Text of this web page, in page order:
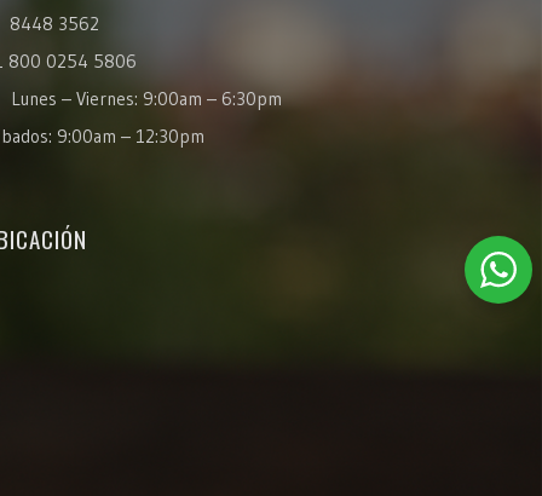
8448 3562
800 0254 5806
Lunes – Viernes: 9:00am – 6:30pm
9:00am – 12:30pm